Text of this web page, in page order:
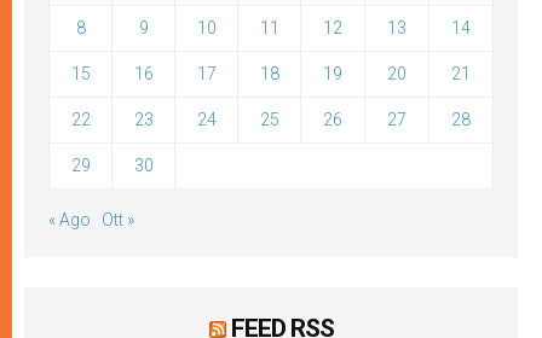
8 9 10 11 12 13 14
15 16 17 18 19 20 21
22 23 24 25 26 27 28
29 30
« Ago Ott »
FEED RSS